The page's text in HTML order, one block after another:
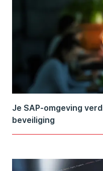
Je SAP-omgeving
beveiliging